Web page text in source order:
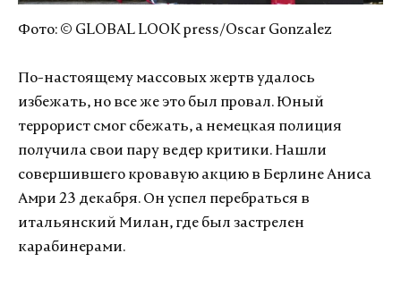
Фото: © GLOBAL LOOK press/Oscar Gonzalez
По-настоящему массовых жертв удалось
избежать, но все же это был провал. Юный
террорист смог сбежать, а немецкая полиция
получила свои пару ведер критики. Нашли
совершившего кровавую акцию в Берлине Аниса
Амри 23 декабря. Он успел перебраться в
итальянский Милан, где был застрелен
карабинерами.